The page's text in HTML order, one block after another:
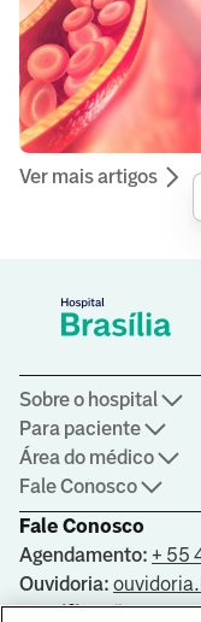
Ver mais artigos
Fale Conosco
Agendamento: + 55
Ouvidoria:
Certificações
Sobre o hospital
Para paciente
Área do médico
Fale Conosco